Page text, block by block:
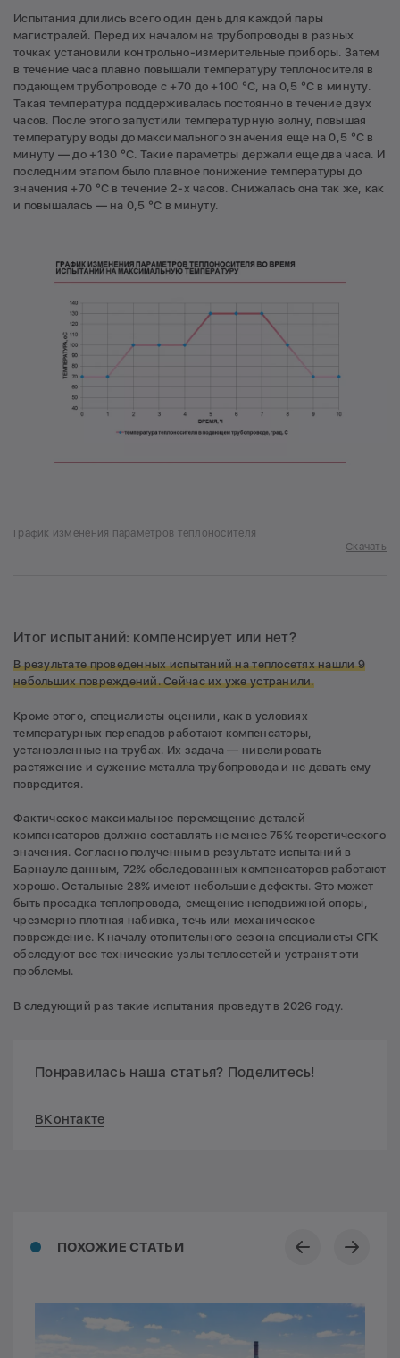
Испытания длились всего один день для каждой пары
магистралей. Перед их началом на трубопроводы в разных
точках установили контрольно-измерительные приборы. Затем
в течение часа плавно повышали температуру теплоносителя в
подающем трубопроводе с +70 до +100 °С, на 0,5 °С в минуту.
Такая температура поддерживалась постоянно в течение двух
часов. После этого запустили температурную волну, повышая
температуру воды до максимального значения еще на 0,5 °С в
минуту — до +130 °С. Такие параметры держали еще два часа. И
последним этапом было плавное понижение температуры до
значения +70 °С в течение 2-х часов. Снижалась она так же, как
и повышалась — на 0,5 °С в минуту.
График изменения параметров теплоносителя
Скачать
Итог испытаний: компенсирует или нет?
В результате проведенных испытаний на теплосетях нашли 9
небольших повреждений. Сейчас их уже устранили.
Кроме этого, специалисты оценили, как в условиях
температурных перепадов работают компенсаторы,
установленные на трубах. Их задача — нивелировать
растяжение и сужение металла трубопровода и не давать ему
повредится.
Фактическое максимальное перемещение деталей
компенсаторов должно составлять не менее 75% теоретического
значения. Согласно полученным в результате испытаний в
Барнауле данным, 72% обследованных компенсаторов работают
хорошо. Остальные 28% имеют небольшие дефекты. Это может
быть просадка теплопровода, смещение неподвижной опоры,
чрезмерно плотная набивка, течь или механическое
повреждение. К началу отопительного сезона специалисты СГК
обследуют все технические узлы теплосетей и устранят эти
проблемы.
В следующий раз такие испытания проведут в 2026 году.
Понравилась наша статья? Поделитесь!
ВКонтакте
ПОХОЖИЕ СТАТЬИ